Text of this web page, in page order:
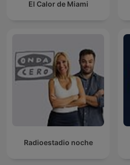
El Calor de Miami
Radioestadio noche